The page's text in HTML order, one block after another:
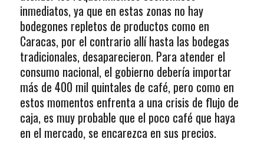
inmediatos, ya que en estas zonas no hay
bodegones repletos de productos como en
Caracas, por el contrario allí hasta las bodegas
tradicionales, desaparecieron. Para atender el
consumo nacional, el gobierno debería importar
más de 400 mil quintales de café, pero como en
estos momentos enfrenta a una crisis de flujo de
caja, es muy probable que el poco café que haya
en el mercado, se encarezca en sus precios.